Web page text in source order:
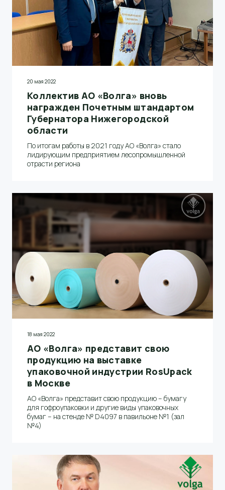
20 мая 2022
Коллектив АО «Волга» вновь
награжден Почетным штандартом
Губернатора Нижегородской
области
По итогам работы в 2021 году АО «Волга» стало
лидирующим предприятием лесопромышленной
отрасти региона
18 мая 2022
АО «Волга» представит свою
продукцию на выставке
упаковочной индустрии RosUpack
в Москве
АО «Волга» представит свою продукцию – бумагу
для гофроупаковки и другие виды упаковочных
бумаг – на стенде № D4097 в павильоне №1 (зал
№4)